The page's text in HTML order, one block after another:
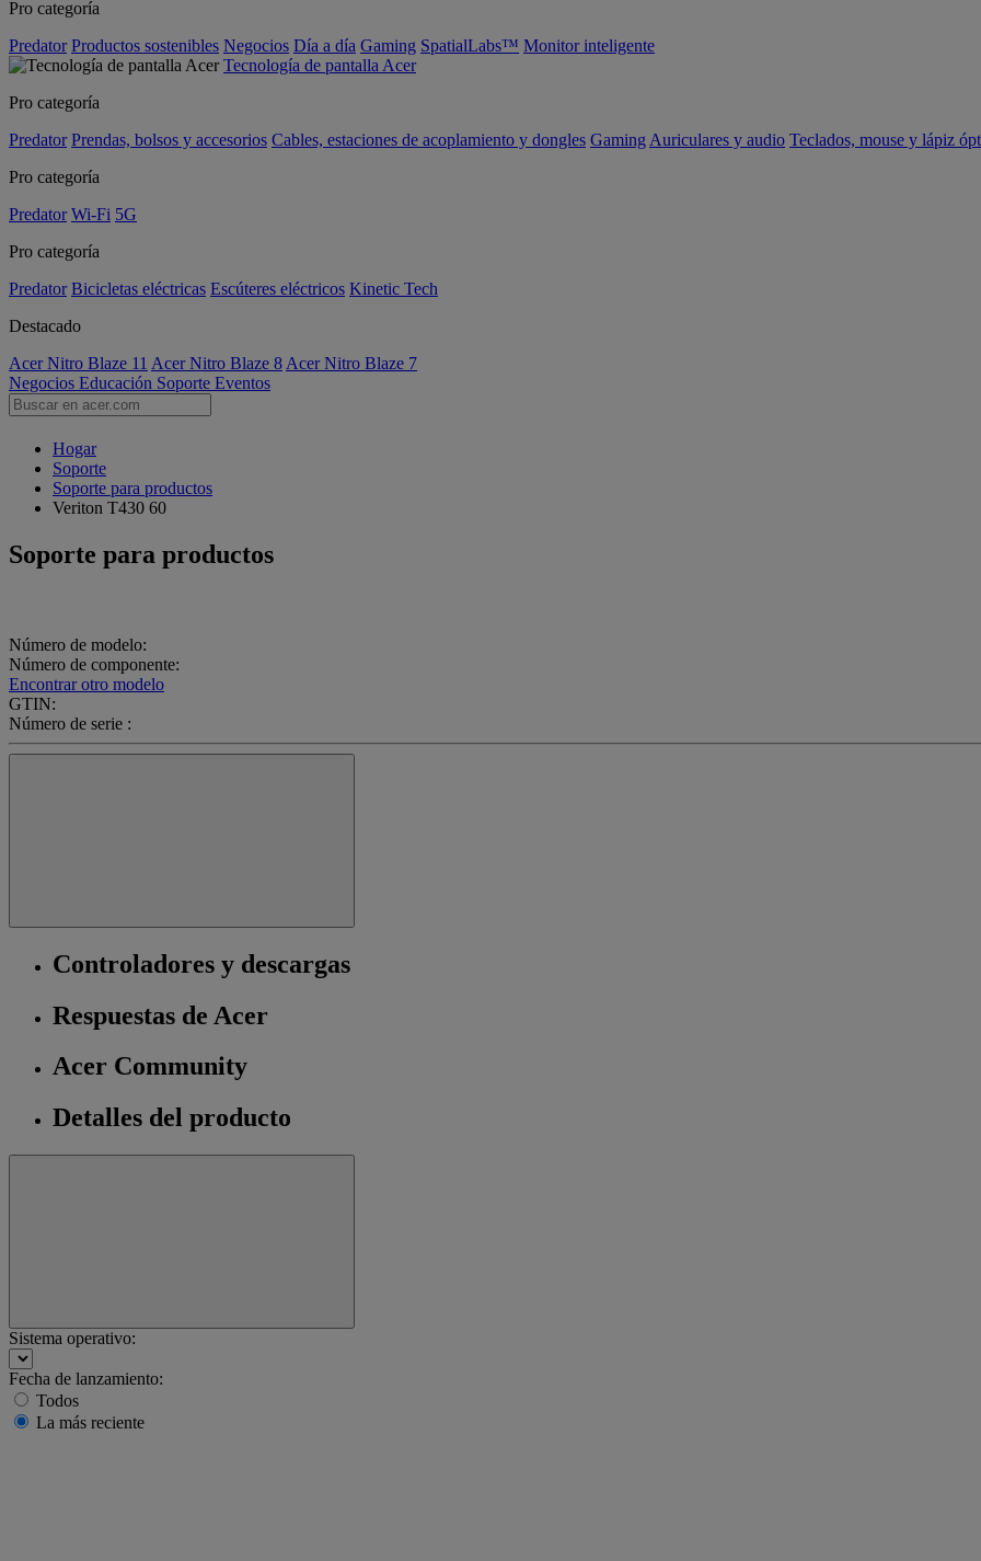
Pro categoría
Predator Productos sostenibles Negocios Día a día Gaming SpatialLabs™ Monitor inteligente
Tecnología de pantalla Acer
Pro categoría
Predator Prendas, bolsos y accesorios Cables, estaciones de acoplamiento y dongles Gaming Auriculares y audio Teclados, mouse y lápiz
Pro categoría
Predator Wi-Fi 5G
Pro categoría
Predator Bicicletas eléctricas Escúteres eléctricos Kinetic Tech
Destacado
Acer Nitro Blaze 11 Acer Nitro Blaze 8 Acer Nitro Blaze 7
Negocios Educación Soporte Eventos
Hogar
Soporte
Soporte para productos
Veriton T430 60
Soporte para productos
Número de modelo:
Número de componente:
Encontrar otro modelo
GTIN:
Número de serie :
Controladores y descargas
Respuestas de Acer
Acer Community
Detalles del producto
Sistema operativo:
Fecha de lanzamiento:
Todos
La más reciente